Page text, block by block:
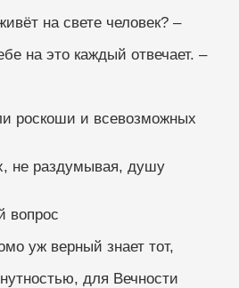
чего живёт на свете человек? –
на это каждый отвечает. –
не раздумывая, душу
вопрос
заведомо уж верный знает тот,
для Вечности